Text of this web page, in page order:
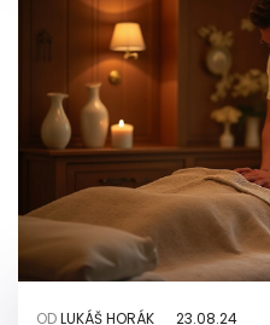
ODLUKÁŠ HORÁK 23.08.24